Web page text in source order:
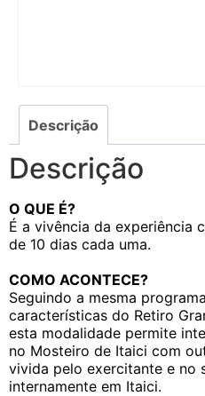
Descrição
Descrição
O QUE É?
É a vivência da experiência
de 10 dias cada uma.
COMO ACONTECE?
Seguindo a mesma
características do Retiro
esta modalidade permite
no Mosteiro de Itaici com
vivida pelo exercitante e no
internamente em Itaici.